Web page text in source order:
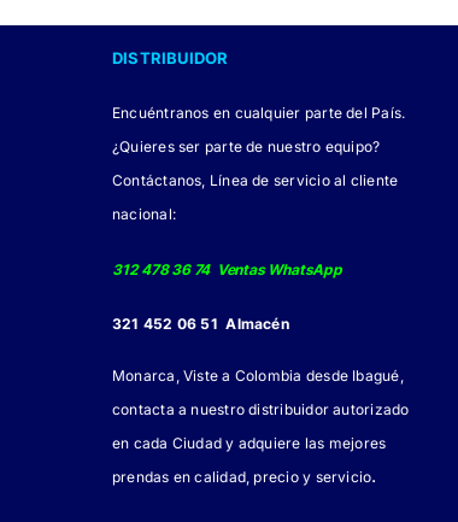
DISTRIBUIDOR
Encuéntranos en cualquier parte del País.
¿Quieres ser parte de nuestro equipo?
Contáctanos, Línea de servicio al cliente
nacional:
312 478 36 74 Ventas WhatsApp
321 452 06 51 Almacén
Monarca, Viste a Colombia desde Ibagué,
contacta a nuestro distribuidor autorizado
en cada Ciudad y adquiere las mejores
prendas en calidad, precio y servicio.